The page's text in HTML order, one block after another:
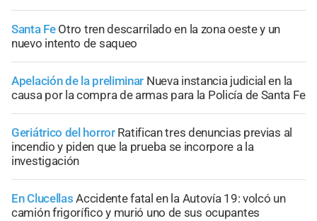
Santa Fe Otro tren descarrilado en la zona oeste y un
nuevo intento de saqueo
Apelación de la preliminar Nueva instancia judicial en la
causa por la compra de armas para la Policía de Santa Fe
Geriátrico del horror Ratifican tres denuncias previas al
incendio y piden que la prueba se incorpore a la
investigación
En Clucellas Accidente fatal en la Autovía 19: volcó un
camión frigorífico y murió uno de sus ocupantes